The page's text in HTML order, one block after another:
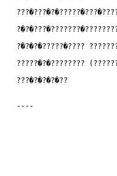
?�?�?�?????�????
?????�?�????????
???�?�?�?�??